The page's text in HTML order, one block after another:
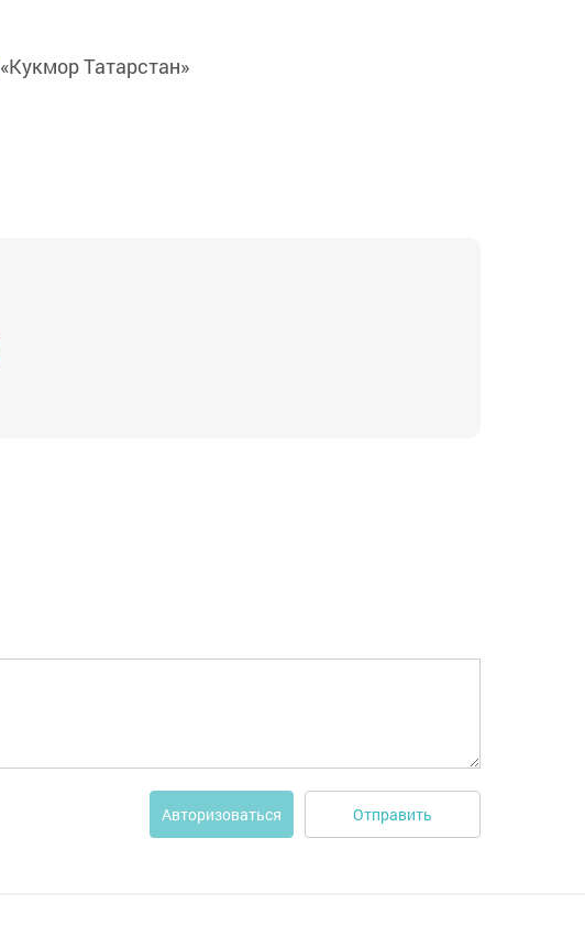
«Кукмор Татарстан»
Авторизоваться Отправить